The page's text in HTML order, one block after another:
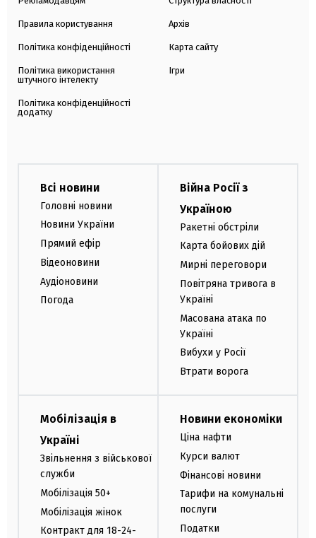
Правила користування
Політика конфіденційності
Політика використання
штучного інтелекту
Політика конфіденційності
додатку
Архів
Карта сайту
Ігри
Всі новини
Головні новини
Новини України
Прямий ефір
Відеоновини
Аудіоновини
Погода
Війна Росії з
Україною
Ракетні обстріли
Карта бойових дій
Мирні переговори
Повітряна тривога в
Україні
Масована атака по
Україні
Вибухи у Росії
Втрати ворога
Мобілізація в
Україні
Звільнення з військової
служби
Мобілізація 50+
Мобілізація жінок
Контракт для 18-24-
Новини економіки
Ціна нафти
Курси валют
Фінансові новини
Тарифи на комунальні
послуги
Податки